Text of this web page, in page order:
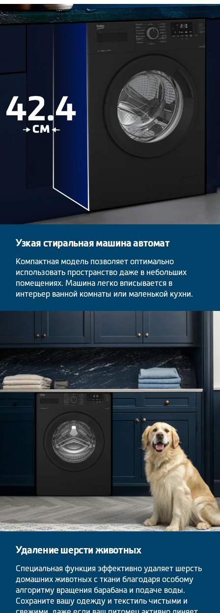
Узкая стиральная машина автомат
Компактная модель позволяет оптимально
использовать пространство даже в небольших
помещениях. Машина легко вписывается в
интерьер ванной комнаты или маленькой кухни.
Удаление шерсти животных
Специальная функция эффективно удаляет шерсть
домашних животных с ткани благодаря особому
алгоритму вращения барабана и подаче воды.
Сохраните вашу одежду и текстиль чистыми и